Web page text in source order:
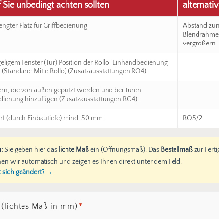
Sie unbedingt achten sollten alternativ
Platz für Griffbedienung
Abstand
vergrößern
Fenster (Tür) Position der Rollo-Einhandbedienung
(Standard: Mitte Rollo) (Zusatzausstattungen RO4)
die von außen geputzt werden und bei Türen
hinzufügen (Zusatzausstattungen RO4)
(durch Einbautiefe) mind. 50 mm RO5/2
Sie geben hier das lichte Maßein (Öffnungsmaß). Das Bestellmaßzur
wir automatisch und zeigen es Ihnen direkt unter dem Feld.
sich geändert? →
Maß in mm) *